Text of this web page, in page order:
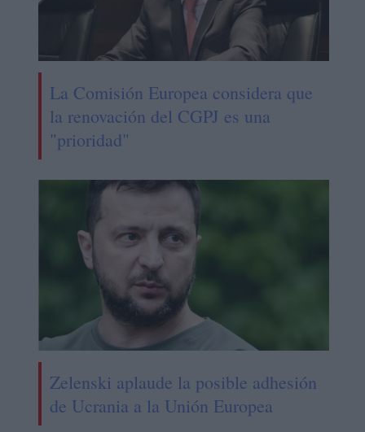
La Comisión Europea considera que
la renovación del CGPJ es una
"prioridad"
Zelenski aplaude la posible adhesión
de Ucrania a la Unión Europea